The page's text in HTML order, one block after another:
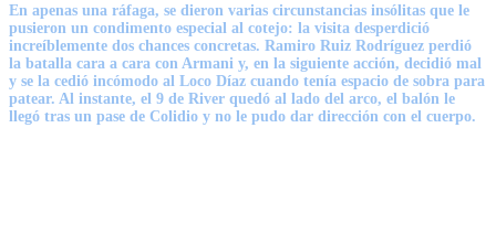
En apenas una ráfaga, se dieron varias circunstancias insólitas que le
pusieron un condimento especial al cotejo: la visita desperdició
increíblemente dos chances concretas. Ramiro Ruiz Rodríguez perdió
la batalla cara a cara con Armani y, en la siguiente acción, decidió mal
y se la cedió incómodo al Loco Díaz cuando tenía espacio de sobra para
patear. Al instante, el 9 de River quedó al lado del arco, el balón le
llegó tras un pase de Colidio y no le pudo dar dirección con el cuerpo.